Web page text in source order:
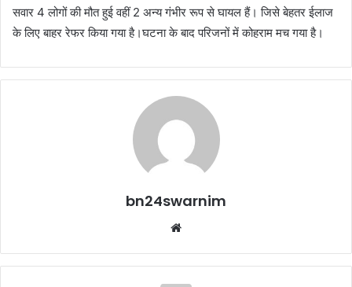
सवार 4 लोगों की मौत हुई वहीं 2 अन्य गंभीर रूप से घायल हैं। जिसे बेहतर ईलाज
के लिए बाहर रेफर किया गया है।घटना के बाद परिजनों में कोहराम मच गया है।
bn24swarnim
te